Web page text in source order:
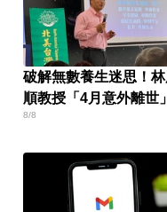
破解無數養生迷思！
順教授「4月意外離世
兒悲痛證實
8/8